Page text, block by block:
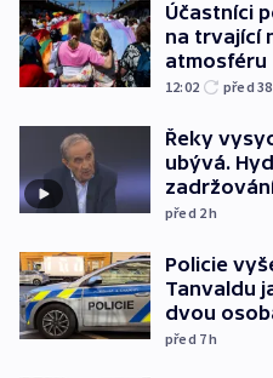
Účastníci
na trvající
atmosféru
12:02 před 38
Řeky
ubývá.
před 2h
Policie
Tanvaldu
dvou
před 7h